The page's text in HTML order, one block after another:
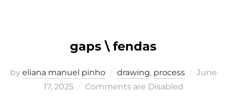
gaps \ fendas
by eliana manuel pinho drawing, process
Posted
June
17, 2025
Comments are Disabled